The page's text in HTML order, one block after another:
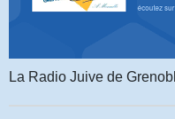
La Radio Juive de